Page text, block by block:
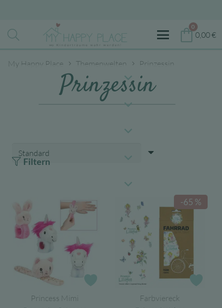
0
0,00€
My Happy Place Themenwelten Prinzessin
Prinzessin
Filtern
Zur Wunschliste
Princess Mimi
-65 %
Farbviereck